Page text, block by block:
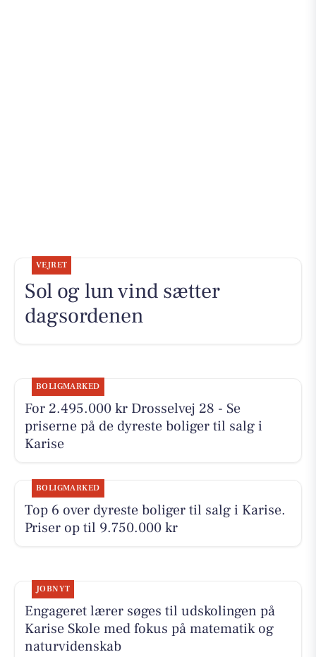
VEJRET
Sol og lun vind sætter
dagsordenen
BOLIGMARKED
For 2.495.000 kr Drosselvej 28 - Se
priserne på de dyreste boliger til salg i
Karise
BOLIGMARKED
Top 6 over dyreste boliger til salg i Karise.
Priser op til 9.750.000 kr
JOBNYT
Engageret lærer søges til udskolingen på
Karise Skole med fokus på matematik og
naturvidenskab